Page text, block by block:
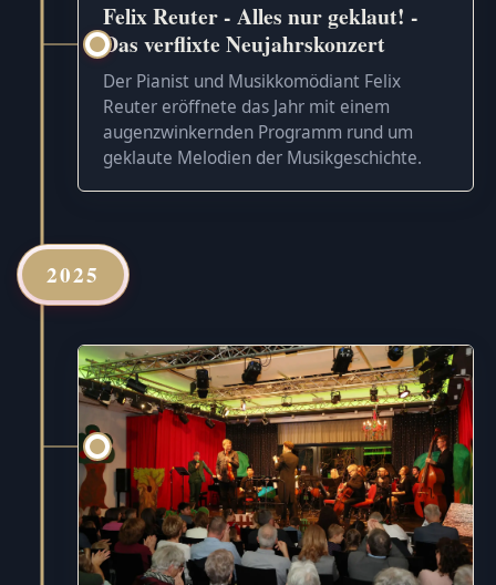
Felix Reuter - Alles nur geklaut! -
Das verflixte Neujahrskonzert
Der Pianist und Musikkomödiant Felix
Reuter eröffnete das Jahr mit einem
augenzwinkernden Programm rund um
geklaute Melodien der Musikgeschichte.
2025